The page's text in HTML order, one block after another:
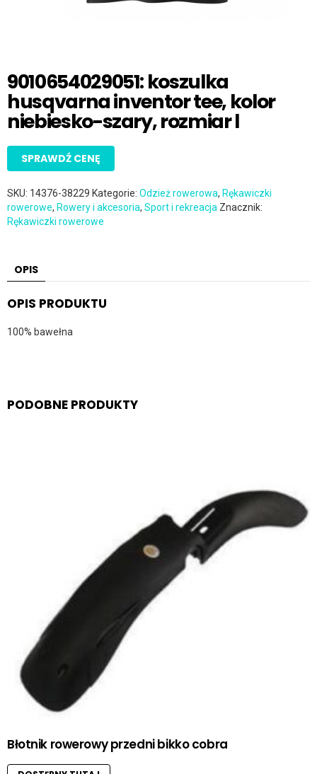
9010654029051: koszulka
husqvarna inventor tee, kolor
niebiesko-szary, rozmiar l
SPRAWDŹ CENĘ
SKU: 14376-38229 Kategorie: Odzież rowerowa, Rękawiczki
rowerowe, Rowery i akcesoria, Sport i rekreacja Znacznik:
Rękawiczki rowerowe
OPIS
OPIS PRODUKTU
100% bawełna
PODOBNE PRODUKTY
Błotnik rowerowy przedni bikko cobra